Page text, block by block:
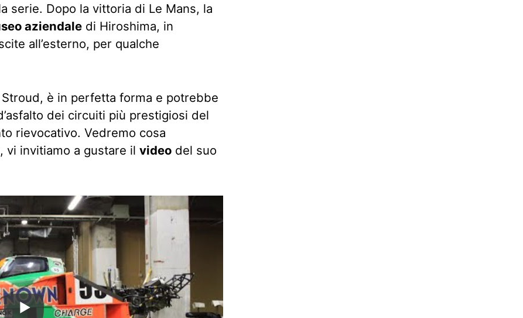
serie. Dopo la vittoria di Le Mans, la
aziendale di Hiroshima, in
all’esterno, per qualche
Stroud, è in perfetta forma e potrebbe
dei circuiti più prestigiosi del
rievocativo. Vedremo cosa
vi invitiamo a gustare il video del suo